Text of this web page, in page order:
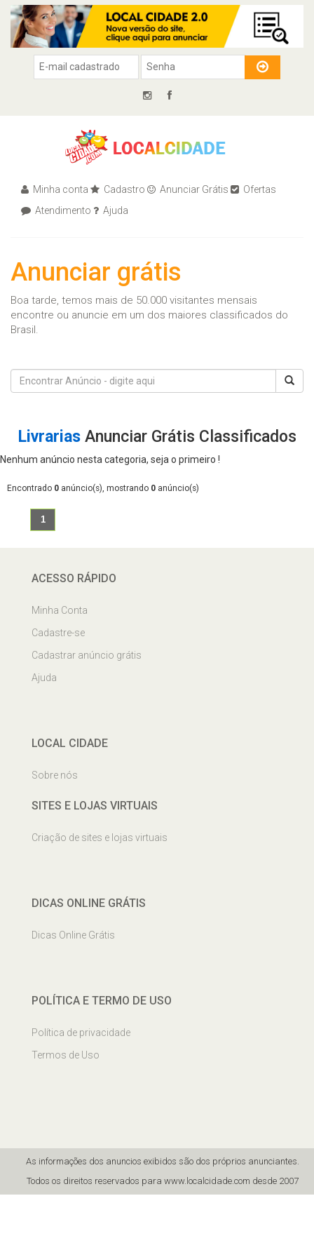
Minha conta Cadastro Anunciar Grátis
Ofertas
Atendimento
Ajuda
Anunciar grátis
Boa tarde, temos mais de 50.000 visitantes mensais
encontre ou anuncie em um dos maiores classificados do
Brasil.
LivrariasAnunciar Grátis Classificados
Nenhum anúncio nesta categoria, seja o primeiro !
Encontrado 0 anúncio(s), mostrando 0 anúncio(s)
1
ACESSO RÁPIDO
Minha Conta
Cadastre-se
Cadastrar anúncio grátis
Ajuda
LOCAL CIDADE
Sobre nós
SITES E LOJAS VIRTUAIS
Criação de sites e lojas virtuais
DICAS ONLINE GRÁTIS
Dicas Online Grátis
POLÍTICA E TERMO DE USO
Política de privacidade
Termos de Uso
As informações dos anuncios exibidos são dos próprios anunciantes.
Todos os direitos reservados para www.localcidade.com desde 2007